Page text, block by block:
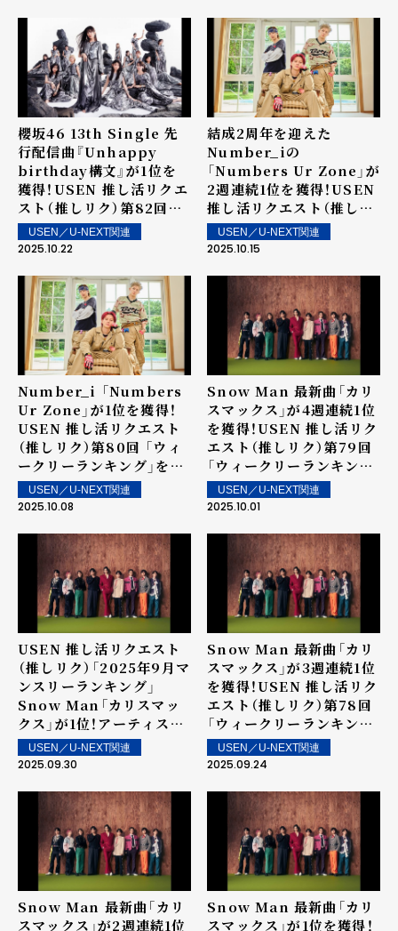
内で配信！
櫻坂46 13th Single 先
行配信曲『Unhappy
birthday構文』が1位を
獲得！USEN 推し活リクエ
スト（推しリク）第82回
「ウィークリーランキン
グ」を発表！～ 上位ランク
信！
USEN／U-NEXT関連
2025.10.22
結成2周年を迎えた
Number_iの
「Numbers Ur Zone」が
2週連続1位を獲得！USEN
推し活リクエスト（推しリ
ク）第81回 「ウィークリー
ランキング」を発表！～ 上
店内で配信！
USEN／U-NEXT関連
2025.10.15
Number_i 「Numbers
Ur Zone」が1位を獲得！
USEN 推し活リクエスト
（推しリク）第80回 「ウィ
ークリーランキング」を発
表！～ 上位ランクイン楽曲
は街中・店内で配信！
USEN／U-NEXT関連
2025.10.08
Snow Man 最新曲「カリ
スマックス」が4週連続1位
を獲得！USEN 推し活リク
エスト（推しリク）第79回
「ウィークリーランキン
グ」を発表！～ 上位ランク
イン楽曲は街中・店内で配
USEN／U-NEXT関連
2025.10.01
USEN 推し活リクエスト
（推しリク）「2025年9月マ
ンスリーランキング」
Snow Man「カリスマッ
クス」が1位！アーティスト
としては初のマンスリー1
位を獲得！
USEN／U-NEXT関連
2025.09.30
Snow Man 最新曲「カリ
スマックス」が3週連続1位
を獲得！USEN 推し活リク
エスト（推しリク）第78回
「ウィークリーランキン
グ」を発表！～ 上位ランク
イン楽曲は街中・店内で配
USEN／U-NEXT関連
2025.09.24
Snow Man 最新曲「カリ
スマックス」が2週連続1位
Snow Man 最新曲「カリ
スマックス」が1位を獲得！